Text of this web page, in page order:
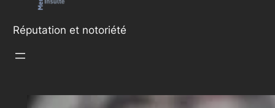
Réputation et notoriété